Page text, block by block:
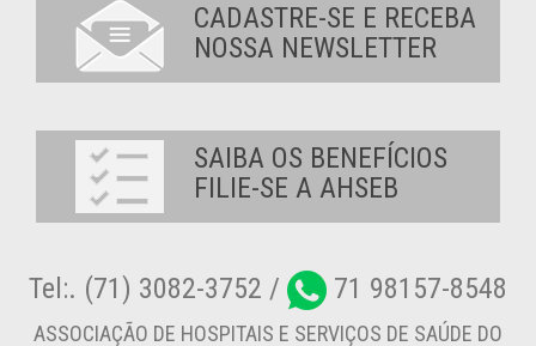
CADASTRE-SE E RECEBA
NOSSA NEWSLETTER
SAIBA OS BENEFÍCIOS
FILIE-SE A AHSEB
Tel:. (71) 3082-3752 / 71 98157-8548
ASSOCIAÇÃO DE HOSPITAIS E SERVIÇOS DE SAÚDE DO